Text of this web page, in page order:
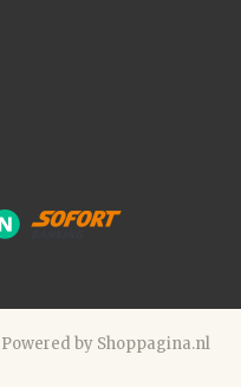
by Shoppagina.nl